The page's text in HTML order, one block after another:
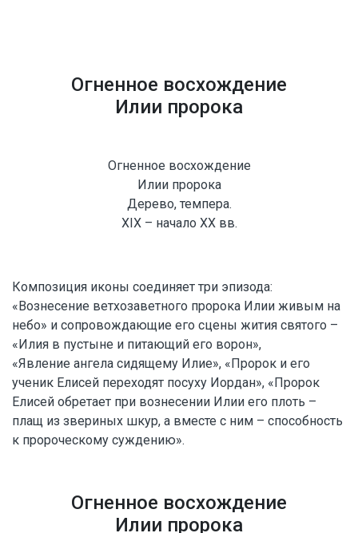
Огненное восхождение
Илии пророка
Огненное восхождение
Илии пророка
Дерево, темпера.
XIX – начало XX вв.
Композиция иконы соединяет три эпизода:
«Вознесение ветхозаветного пророка Илии живым на
небо» и сопровождающие его сцены жития святого –
«Илия в пустыне и питающий его ворон»,
«Явление ангела сидящему Илие», «Пророк и его
ученик Елисей переходят посуху Иордан», «Пророк
Елисей обретает при вознесении Илии его плоть –
плащ из звериных шкур, а вместе с ним – способность
к пророческому суждению».
Огненное восхождение
Илии пророка